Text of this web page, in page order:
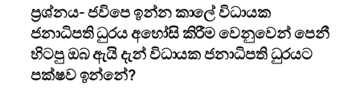
ප්‍රශ්නය- ජවිපෙ ඉන්න කාලේ විධායක
ජනාධිපති ධුරය අහෝසි කිරීම වෙනුවෙන් පෙනී
හිටපු ඔබ ඇයි දැන් විධායක ජනාධිපති ධුරයට
පක්ෂව ඉන්නේ?